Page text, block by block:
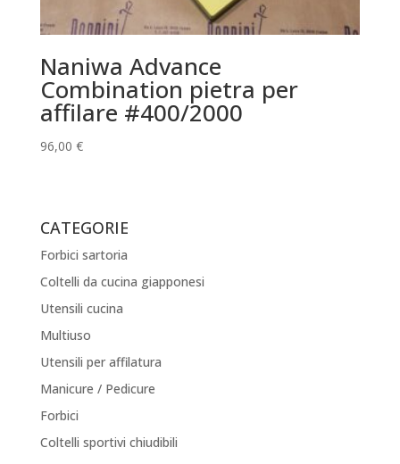
Naniwa Advance
Combination pietra per
affilare #400/2000
96,00 €
CATEGORIE
Forbici sartoria
Coltelli da cucina giapponesi
Utensili cucina
Multiuso
Utensili per affilatura
Manicure / Pedicure
Forbici
Coltelli sportivi chiudibili